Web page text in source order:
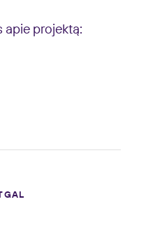
apie projektą: